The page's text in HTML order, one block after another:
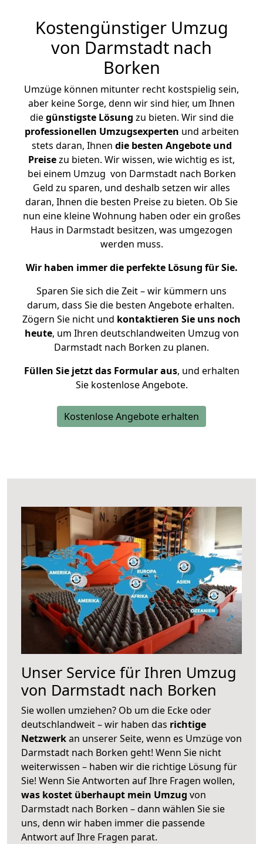
Kostengünstiger Umzug
von Darmstadt nach
Borken
Umzüge können mitunter recht kostspielig sein,
aber keine Sorge, denn wir sind hier, um Ihnen
diegünstigste Lösung zu bieten. Wir sind die
professionellen Umzugsexperten und arbeiten
stets daran, Ihnen die besten Angebote und
Preisezu bieten. Wir wissen, wie wichtig es ist,
bei einem Umzug von Darmstadt nach Borken
Geld zu sparen, und deshalb setzen wir alles
daran, Ihnen die besten Preise zu bieten. Ob Sie
nun eine kleine Wohnung haben oder ein großes
Haus in Darmstadt besitzen, was umgezogen
werden muss.
Wir haben immer die perfekte Lösung für Sie.
Sparen Sie sich die Zeit – wir kümmern uns
darum, dass Sie die besten Angebote erhalten.
Zögern Sie nicht und kontaktieren Sie uns noch
heute, um Ihren deutschlandweiten Umzug von
Darmstadt nach Borken zu planen.
Füllen Sie jetzt das Formular aus, und erhalten
Sie kostenlose Angebote.
Kostenlose Angebote erhalten
Unser Service für Ihren Umzug
von Darmstadt nach Borken
Sie wollen umziehen? Ob um die Ecke oder
deutschlandweit – wir haben das richtige
Netzwerkan unserer Seite, wenn es Umzüge von
Darmstadt nach Borken geht! Wenn Sie nicht
weiterwissen – haben wir die richtige Lösung für
Sie! Wenn Sie Antworten auf Ihre Fragen wollen,
was kostet überhaupt mein Umzug von
Darmstadt nach Borken – dann wählen Sie sie
uns, denn wir haben immer die passende
Antwort auf Ihre Fragen parat.